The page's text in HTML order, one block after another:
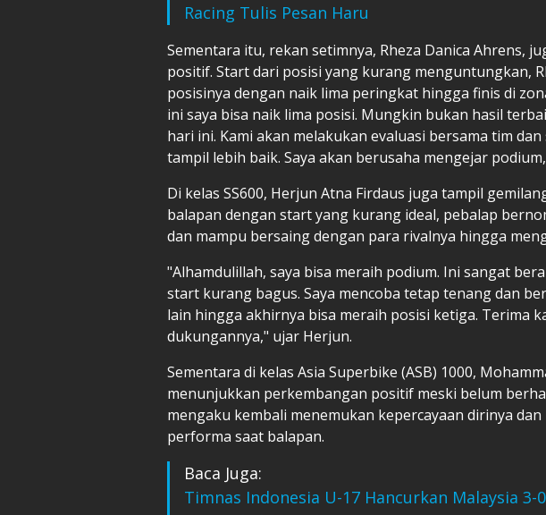
Racing Tulis Pesan Haru
Sementara itu, rekan setimnya, Rheza Danica Ahrens,
positif. Start dari posisi yang kurang menguntungkan,
posisinya dengan naik lima peringkat hingga finis di
ini saya bisa naik lima posisi. Mungkin bukan hasil
hari ini. Kami akan melakukan evaluasi bersama tim dan
tampil lebih baik. Saya akan berusaha mengejar
Di kelas SS600, Herjun Atna Firdaus juga tampil
balapan dengan start yang kurang ideal, pebalap
dan mampu bersaing dengan para rivalnya hingga
"Alhamdulillah, saya bisa meraih podium. Ini sangat
start kurang bagus. Saya mencoba tetap tenang dan
lain hingga akhirnya bisa meraih posisi ketiga. Terima
dukungannya," ujar Herjun.
Sementara di kelas Asia Superbike (ASB) 1000,
menunjukkan perkembangan positif meski belum
mengaku kembali menemukan kepercayaan dirinya
performa saat balapan.
Baca Juga:
Timnas Indonesia U-17 Hancurkan Malaysia 3-